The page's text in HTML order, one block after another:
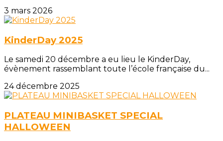
3 mars 2026
KinderDay 2025
Le samedi 20 décembre a eu lieu le KinderDay,
évènement rassemblant toute l’école française du...
24 décembre 2025
PLATEAU MINIBASKET SPECIAL
HALLOWEEN